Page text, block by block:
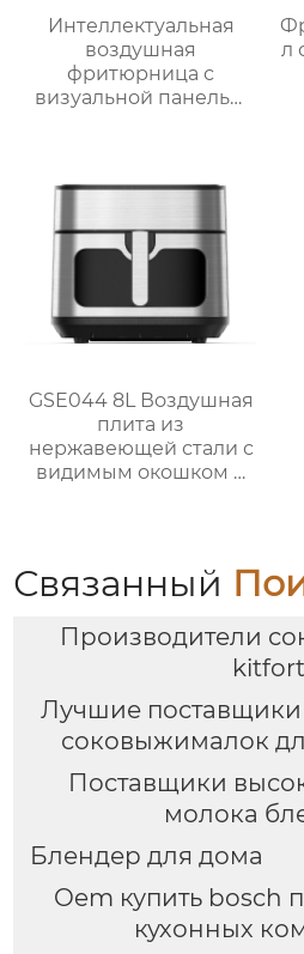
Интеллектуальная
воздушная
фритюрница с
визуальной панелью
л
GSE044 8L Воздушная
плита из
нержавеющей стали с
видимым окошком и
Связанный
Производители
kitfort
Лучшие поставщики
соковыжималок
Поставщики
молока
Блендер для дома
Oem купить bosch
кухонных